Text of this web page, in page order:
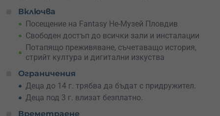
Инструктори няма – героите и самото пространство са
твоите водачи. Ще се почувстваш като част от комикс,
пътуващ между миналото и бъдещето на един град,
който никога не е спирал да вдъхновява.
сигурно – ще излезеш с усмивка, нови снимки и много
истории за разказване.
Подари това сюрреалистично приключение на някого,
който обича цветовете, фантазията и свободата! Или
си го подари сам – защотозаслужаваш нещо
различно!
Включва
Посещение на Fantasy Не-Музей Пловдив
Свободен достъп до всички зали и инсталации
Потапящо преживяване, съчетаващо история,
стрийт култура и дигитални изкуства
Ограничения
Деца до 14 г. трябва да бъдат с придружител.
Деца под 3 г. влизат безплатно.
Времетраене